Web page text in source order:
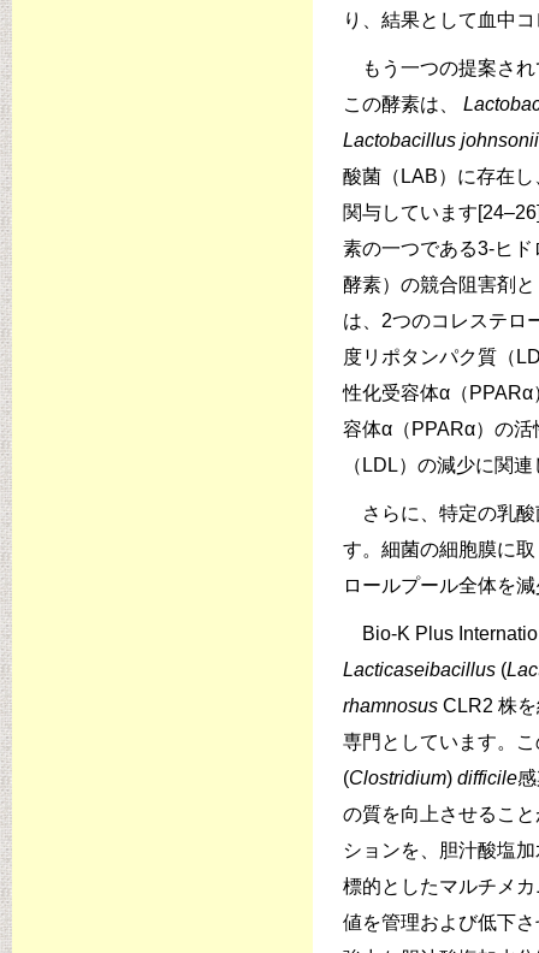
り、結果として血中
もう一つの提案され
この酵素は、
Lactobacillus
酸菌（LAB）に存在
関与しています
素の一つである3-ヒ
酵素）の競合阻害剤
は、2つのコレステロ
度リポタンパク質（
性化受容体α（
容体α（PPARα）の
（LDL）の減少に関
さらに、特定の乳酸
す。細菌の細胞膜に
ロールプール全体を
Bio-K Plus
Lacticaseibacillus (
rhamnosus CLR2 株
専門としています。
(Clostridium) difficile
の質を向上させるこ
ションを、胆汁酸塩
標的としたマルチメ
値を管理および低下